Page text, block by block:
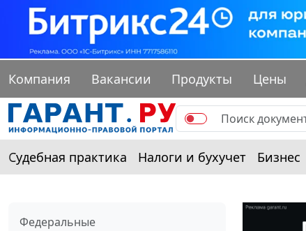
Компания Вакансии Продукты Цены
Судебная практика Налоги и бухучет Бизнес
Федеральные